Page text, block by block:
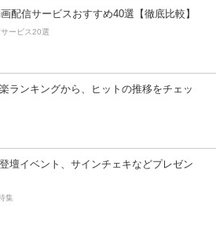
配信サービスおすすめ40選【徹底比較】
ービス20選
ランキングから、ヒットの推移をチェッ
壇イベント、サインチェキなどプレゼン
集